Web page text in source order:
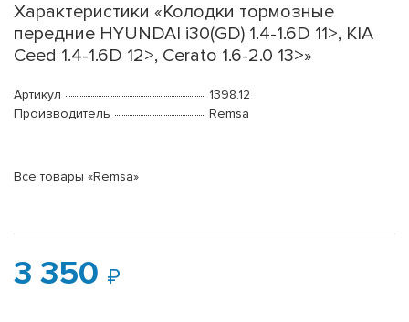
Характеристики «Колодки тормозные
передние HYUNDAI i30(GD) 1.4-1.6D 11>, KIA
Ceed 1.4-1.6D 12>, Cerato 1.6-2.0 13>»
Артикул
1398.12
Производитель
Remsa
Все товары «Remsa»
3 350